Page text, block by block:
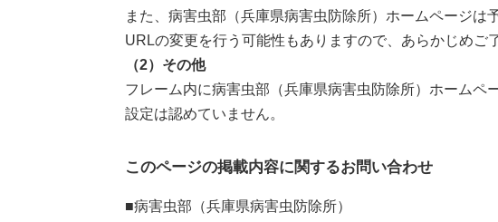
また、病害虫部（兵庫県病害虫防除所）ホームページは
URLの変更を行う可能性もありますので、あらかじめご
（2）その他
フレーム内に病害虫部（兵庫県病害虫防除所）ホームペ
設定は認めていません。
このページの掲載内容に関するお問い合わせ
■病害虫部（兵庫県病害虫防除所）